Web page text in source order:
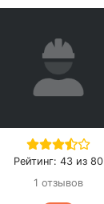
Рейтинг: 43 из 80
1 отзывов